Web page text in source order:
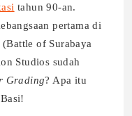
tahun 90-an.
pertama di
of Surabaya
Studios sudah
Grading? Apa itu